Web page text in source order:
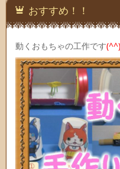
おすすめ！！
動くおもちゃの工作です